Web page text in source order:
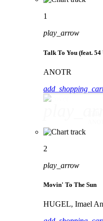
1
play_arrow
Talk To You (feat.
ANOTR
2
play_arrow
Movin' To The Sun
HUGEL, Imael